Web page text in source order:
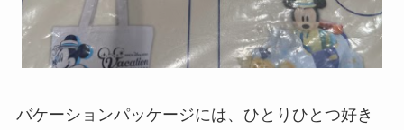
バケーションパッケージには、ひとりひとつ好き